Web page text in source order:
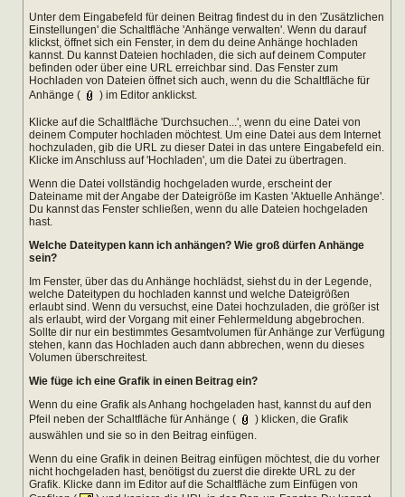
Unter dem Eingabefeld für deinen Beitrag findest du in den 'Zusätzlichen
Einstellungen' die Schaltfläche 'Anhänge verwalten'. Wenn du darauf
klickst, öffnet sich ein Fenster, in dem du deine Anhänge hochladen
kannst. Du kannst Dateien hochladen, die sich auf deinem Computer
befinden oder über eine URL erreichbar sind. Das Fenster zum
Hochladen von Dateien öffnet sich auch, wenn du die Schaltfläche für
Anhänge (
) im Editor anklickst.
Klicke auf die Schaltfläche 'Durchsuchen...', wenn du eine Datei von
deinem Computer hochladen möchtest. Um eine Datei aus dem Internet
hochzuladen, gib die URL zu dieser Datei in das untere Eingabefeld ein.
Klicke im Anschluss auf 'Hochladen', um die Datei zu übertragen.
Wenn die Datei vollständig hochgeladen wurde, erscheint der
Dateiname mit der Angabe der Dateigröße im Kasten 'Aktuelle Anhänge'.
Du kannst das Fenster schließen, wenn du alle Dateien hochgeladen
hast.
Welche Dateitypen kann ich anhängen? Wie groß dürfen Anhänge
sein?
Im Fenster, über das du Anhänge hochlädst, siehst du in der Legende,
welche Dateitypen du hochladen kannst und welche Dateigrößen
erlaubt sind. Wenn du versuchst, eine Datei hochzuladen, die größer ist
als erlaubt, wird der Vorgang mit einer Fehlermeldung abgebrochen.
Sollte dir nur ein bestimmtes Gesamtvolumen für Anhänge zur Verfügung
stehen, kann das Hochladen auch dann abbrechen, wenn du dieses
Volumen überschreitest.
Wie füge ich eine Grafik in einen Beitrag ein?
Wenn du eine Grafik als Anhang hochgeladen hast, kannst du auf den
Pfeil neben der Schaltfläche für Anhänge (
) klicken, die Grafik
auswählen und sie so in den Beitrag einfügen.
Wenn du eine Grafik in deinen Beitrag einfügen möchtest, die du vorher
nicht hochgeladen hast, benötigst du zuerst die direkte URL zu der
Grafik. Klicke dann im Editor auf die Schaltfläche zum Einfügen von